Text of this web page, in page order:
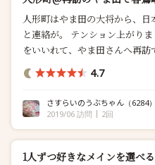
人形町はやま田の大将から、
と連絡が。 テンション上がりまくりで早速かみさんと一緒に予約
をいいれて、やま田さんへ再訪です。 お通しは 秋田県
スナップエンドウトマトのジュレ。 しらすと山椒。 名残り
ぐ白子焼き浸し。 スナップエンドウとかシャキシャキで、とらふ
ぐの白子を前菜で食べられるなんて幸せ。 ビー
と、お目当の日...
4.7
さすらいのうぶちゃん （6284）
2019/06 訪問
2回
1人ずつ好きなメインを選べ